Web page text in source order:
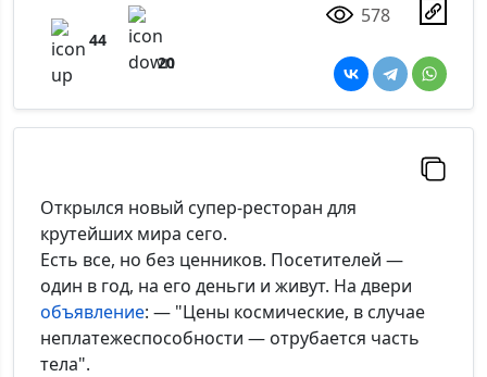
44
20
578
Открылся новый супер-ресторан для
крутейших мира сего.
Есть все, но без ценников. Посетителей —
один в год, на его деньги и живут. На двери
объявление: — "Цены космические, в случае
неплатежеспособности — отрубается часть
тела".